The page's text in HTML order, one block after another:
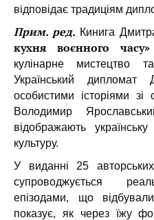
відповідає традиціям
Прим. ред. Кинига
кухня воєнного часу»
кулінарне мистецтво
Український дипломат
особистими історіями
Володимир
відображають
культуру.
У виданні 25
супроводжується
епізодами, що
показує, як через їжу